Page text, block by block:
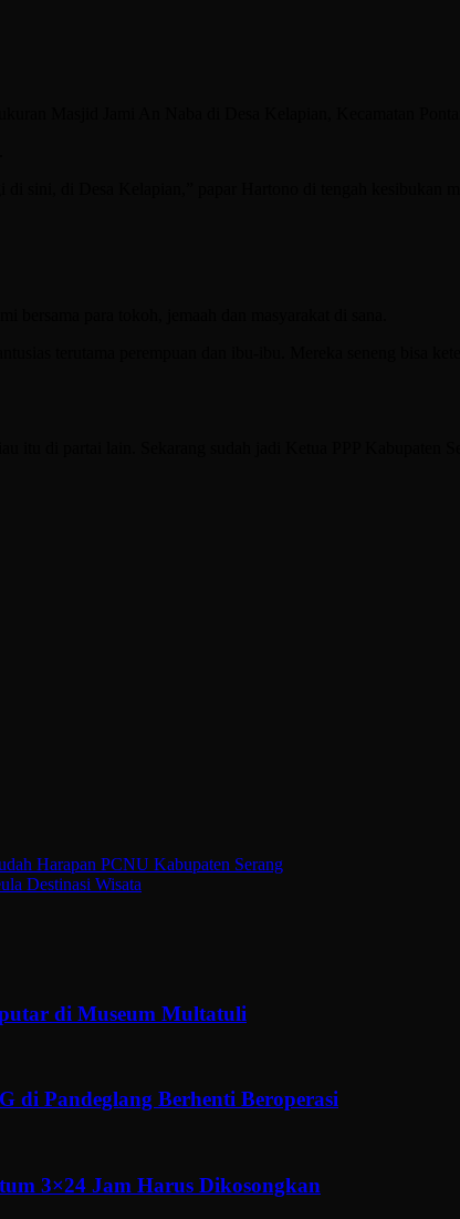
Harapan PCNU Kabupaten Serang
Destinasi Wisata
di Museum Multatuli
di Pandeglang Berhenti Beroperasi
3×24 Jam Harus Dikosongkan